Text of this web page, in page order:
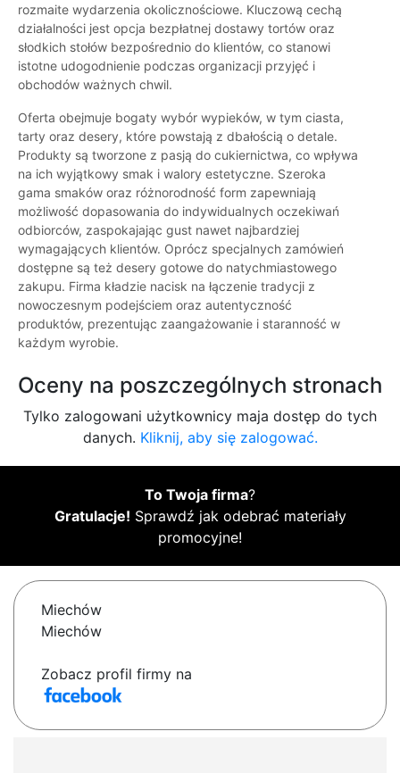
rozmaite wydarzenia okolicznościowe. Kluczową cechą
działalności jest opcja bezpłatnej dostawy tortów oraz
słodkich stołów bezpośrednio do klientów, co stanowi
istotne udogodnienie podczas organizacji przyjęć i
obchodów ważnych chwil.
Oferta obejmuje bogaty wybór wypieków, w tym ciasta,
tarty oraz desery, które powstają z dbałością o detale.
Produkty są tworzone z pasją do cukiernictwa, co wpływa
na ich wyjątkowy smak i walory estetyczne. Szeroka
gama smaków oraz różnorodność form zapewniają
możliwość dopasowania do indywidualnych oczekiwań
odbiorców, zaspokajając gust nawet najbardziej
wymagających klientów. Oprócz specjalnych zamówień
dostępne są też desery gotowe do natychmiastowego
zakupu. Firma kładzie nacisk na łączenie tradycji z
nowoczesnym podejściem oraz autentyczność
produktów, prezentując zaangażowanie i staranność w
każdym wyrobie.
Oceny na poszczególnych stronach
Tylko zalogowani użytkownicy maja dostęp do tych
danych. Kliknij, aby się zalogować.
To Twoja firma?
Gratulacje! Sprawdź jak odebrać materiały
promocyjne!
Miechów
Miechów
Zobacz profil firmy na